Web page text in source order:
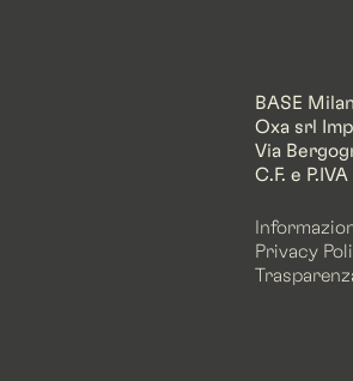
BASE
Oxa srl
Via
C.F. e
Privacy